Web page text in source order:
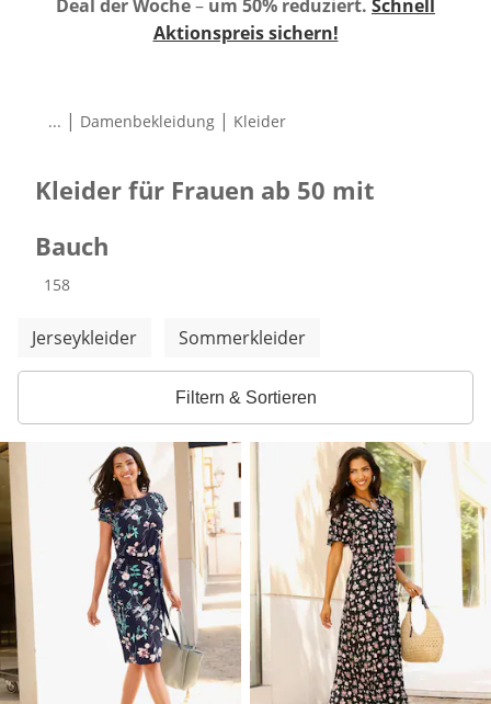
Deal der Woche– um 50% reduziert. Schnell
Aktionspreis sichern!
... | Damenbekleidung | Kleider
Kleider für Frauen ab 50 mit
Bauch
Produkte
158
Weitere Kategorien überspringen
Jerseykleider Sommerkleider
Filtern & Sortieren